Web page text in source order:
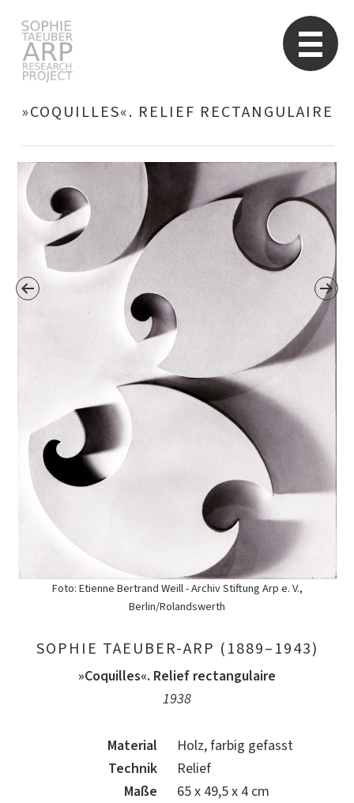
Suchen
nach:
»COQUILLES«. RELIEF RECTANGULAIRE
Foto: Etienne Bertrand Weill - Archiv Stiftung Arp e. V.,
Berlin/Rolandswerth
SOPHIE TAEUBER-ARP (1889–1943)
»Coquilles«. Relief rectangulaire
1938
Material
Holz, farbig gefasst
Technik
Relief
Maße
65 x 49,5 x 4 cm